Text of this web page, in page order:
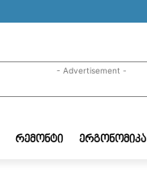
- Advertisement -
ᲠᲔᲛᲝᲜᲢᲘ ᲔᲠᲒᲝᲜᲝᲛᲘᲙᲐ